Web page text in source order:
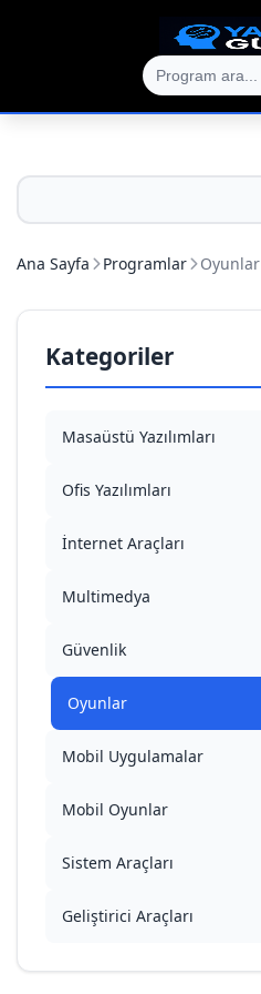
Ana Sayfa Programlar Oyunlar
Kategoriler
Masaüstü Yazılımları
Ofis Yazılımları
İnternet Araçları
Multimedya
Güvenlik
Oyunlar
Mobil Uygulamalar
Mobil Oyunlar
Sistem Araçları
Geliştirici Araçları